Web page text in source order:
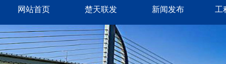
网站首页 楚天联发 新闻发布 工